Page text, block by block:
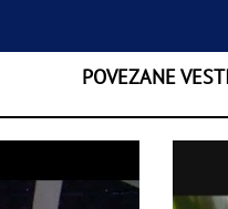
POVEZANE VESTI